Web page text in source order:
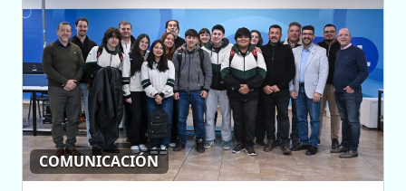
COMUNICACIÓN